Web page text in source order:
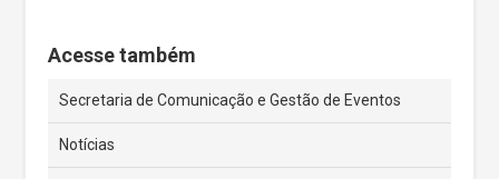
Acesse também
Secretaria de Comunicação e Gestão de Eventos
Notícias